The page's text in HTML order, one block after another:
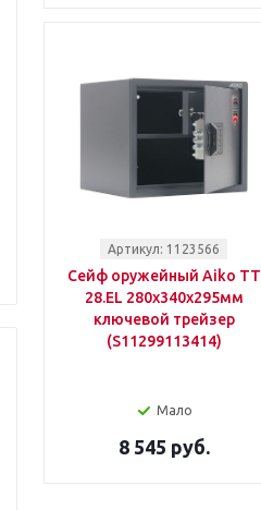
Артикул: 1123566
Сейф оружейный Aiko TT
28.EL 280x340x295мм
ключевой трейзер
(S11299113414)
Мало
8 545 руб.